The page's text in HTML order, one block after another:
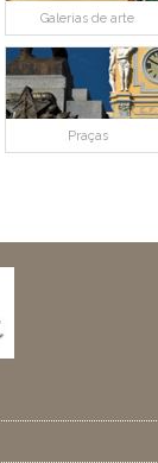
Galerias de arte
Praças